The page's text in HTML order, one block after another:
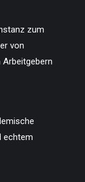
zum
von
echtem